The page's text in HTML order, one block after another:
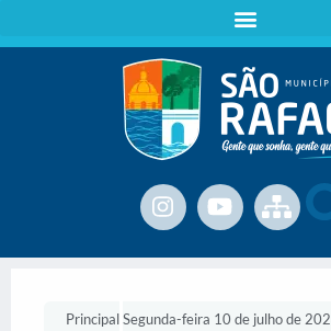
PrincipalSegunda-feira 10 de julho de